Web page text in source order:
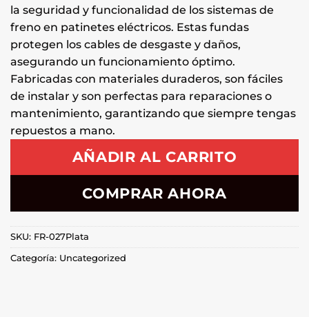
la seguridad y funcionalidad de los sistemas de
freno en patinetes eléctricos. Estas fundas
protegen los cables de desgaste y daños,
asegurando un funcionamiento óptimo.
Fabricadas con materiales duraderos, son fáciles
de instalar y son perfectas para reparaciones o
mantenimiento, garantizando que siempre tengas
repuestos a mano.
AÑADIR AL CARRITO
COMPRAR AHORA
SKU: FR-027Plata
Categoría: Uncategorized